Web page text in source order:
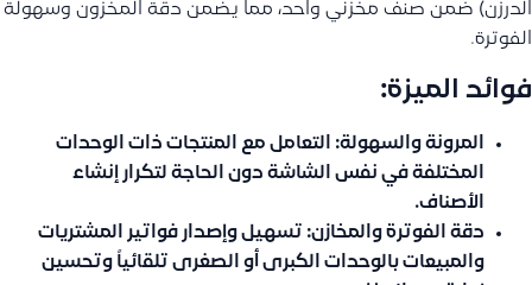
الدرزن) ضمن صنف مخزني واحد، مما يضمن دقة المخزون وسهولة
الفوترة.
فوائد الميزة:
المرونة والسهولة: التعامل مع المنتجات ذات الوحدات
المختلفة في نفس الشاشة دون الحاجة لتكرار إنشاء
الأصناف.
دقة الفوترة والمخازن: تسهيل وإصدار فواتير المشتريات
والمبيعات بالوحدات الكبرى أو الصغرى تلقائياً وتحسين